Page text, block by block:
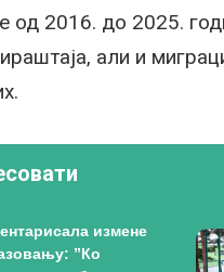
од 2016. до 2025.
али и
измене
”Ко